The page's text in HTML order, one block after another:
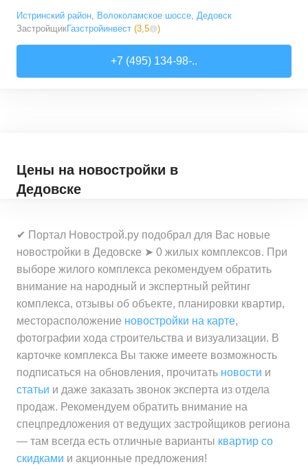
Истринский район, Волоколамское шоссе, Дедовск
ЗастройщикГазстройинвест (3,5 )
+7 (495) 134-98-..
Цены на новостройки в
Дедовске
✔ Портал Новострой.ру подобрал для Вас новые
новостройки в Дедовске ➤ 0 жилых комплексов. При
выборе жилого комплекса рекомендуем обратить
внимание на народный и экспертный рейтинг
комплекса, отзывы об объекте, планировки квартир,
месторасположение новостройки на карте,
фотографии хода строительства и визуализации. В
карточке комплекса Вы также имеете возможность
подписаться на обновления, прочитать новости и
статьи и даже заказать звонок эксперта из отдела
продаж. Рекомендуем обратить внимание на
спецпредложения от ведущих застройщиков региона
— там всегда есть отличные варианты квартир со
скидками и акционные предложения!